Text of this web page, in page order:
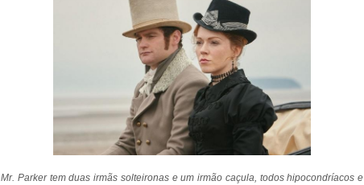
Mr. Parker tem duas irmãs solteironas e um irmão caçula, todos hipocondríacos e